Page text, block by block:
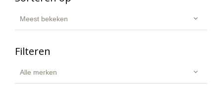
Meest bekeken
Filteren
Alle merken